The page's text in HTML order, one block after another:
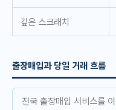
깊은 스크래치
출장매입과 당일 거래 흐름
전국 출장매입 서비스를